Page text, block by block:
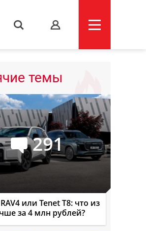
s
темы
291
или Tenet T8: что из
за 4 млн рублей?